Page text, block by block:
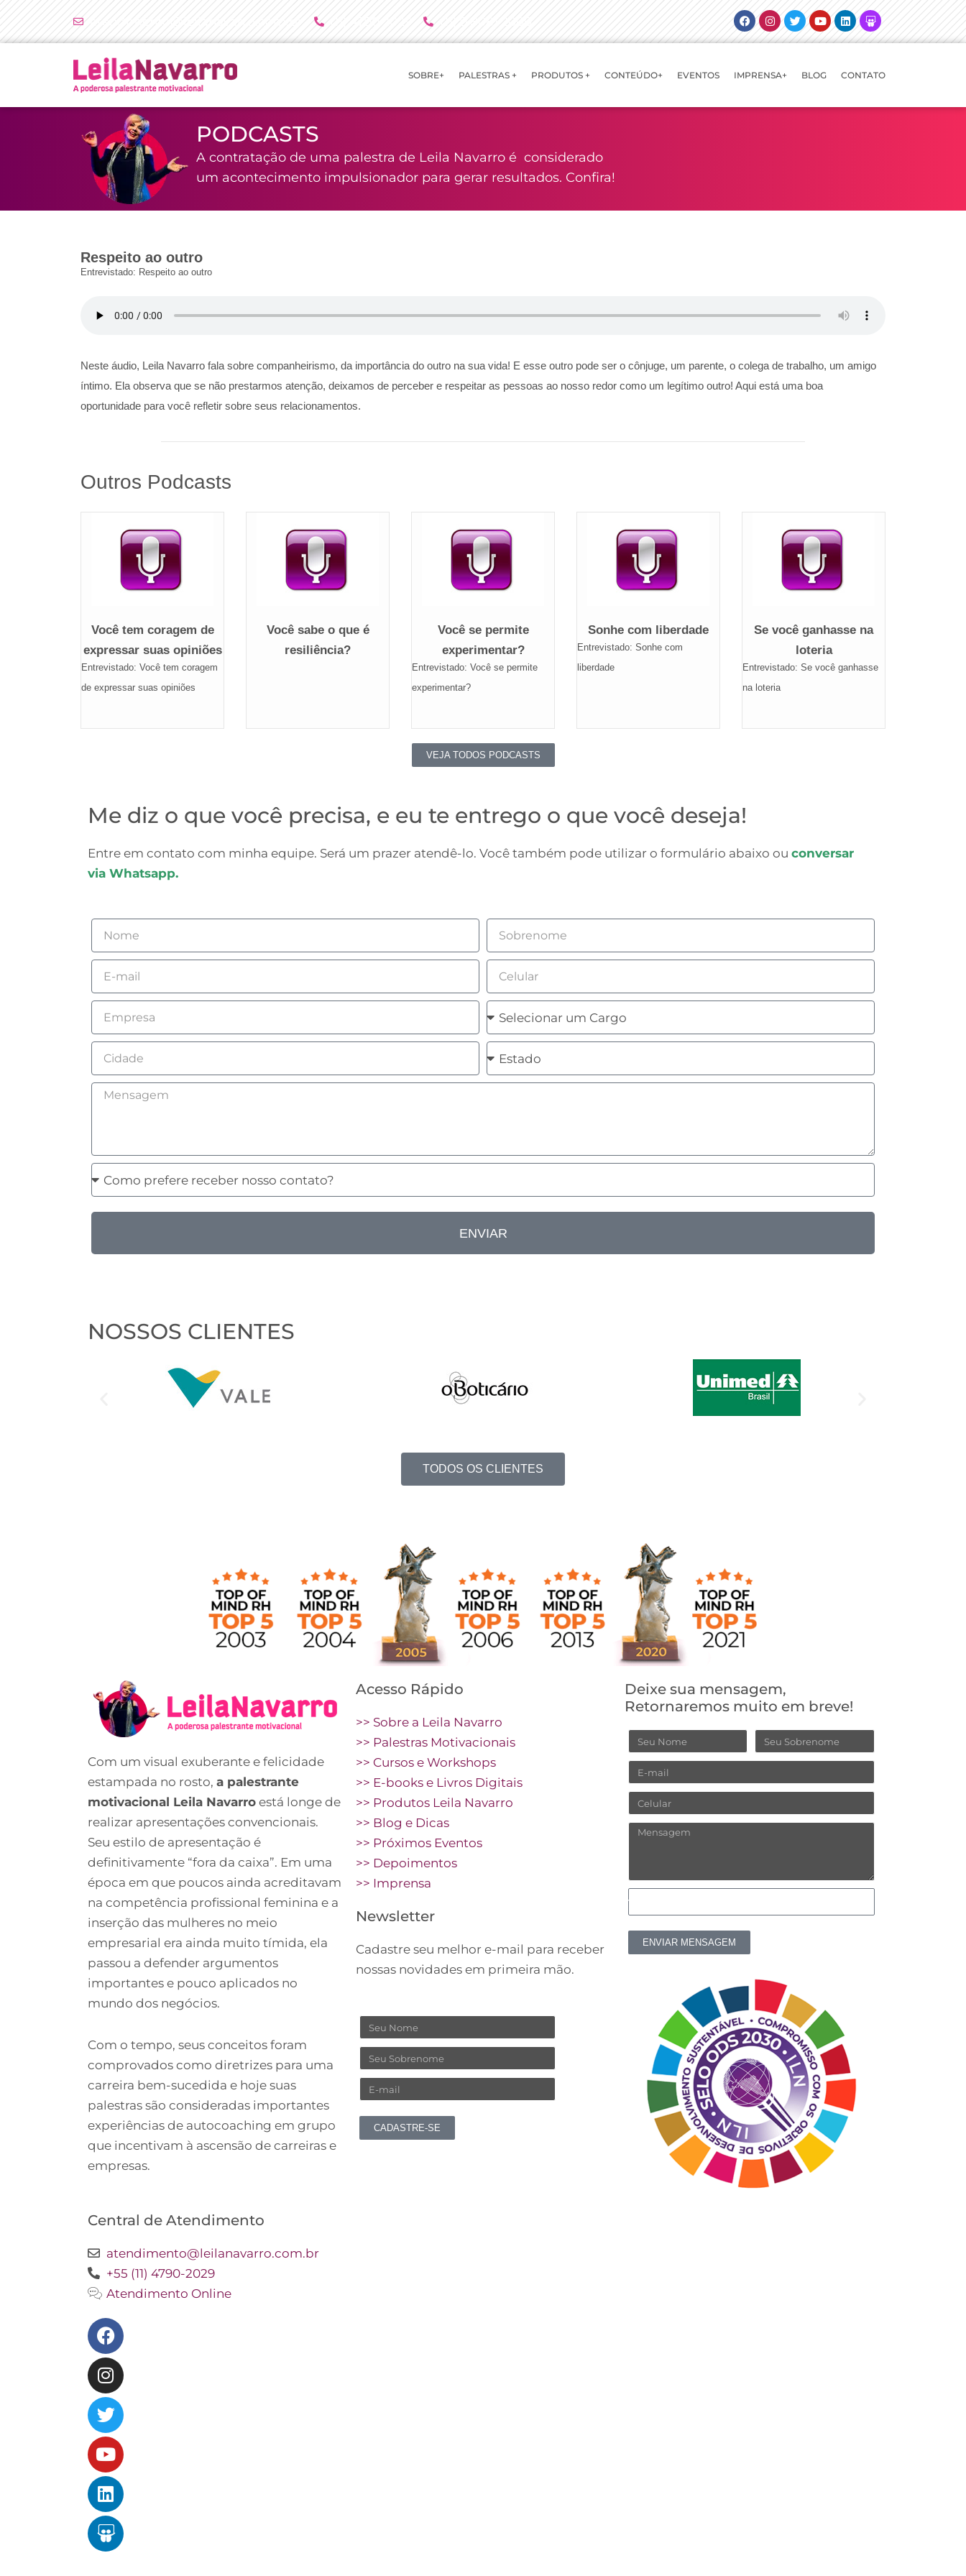
FacebookInstagram
TwitterYoutubeLinkedinSlideshare
SOBRE+ PALESTRAS + PRODUTOS + CONTEÚDO+ EVENTOS IMPRENSA+ BLOG CONTATO
PODCASTS
A contratação de uma palestra de Leila Navarro é considerado
um acontecimento impulsionador para gerar resultados. Confira!
Respeito ao outro
Entrevistado: Respeito ao outro
Neste áudio, Leila Navarro fala sobre companheirismo, da importância do outro na sua vida! E esse outro pode ser o cônjuge, um parente, o colega de trabalho, um amigo
íntimo. Ela observa que se não prestarmos atenção, deixamos de perceber e respeitar as pessoas ao nosso redor como um legítimo outro! Aqui está uma boa
oportunidade para você refletir sobre seus relacionamentos.
Outros Podcasts
Você tem coragem de
expressar suas opiniões
Entrevistado: Você tem coragem
de expressar suas opiniões
Você sabe o que é
resiliência?
Você se permite
experimentar?
Entrevistado: Você se permite
experimentar?
Sonhe com liberdade
Entrevistado: Sonhe com
liberdade
Se você ganhasse na
loteria
Entrevistado: Se você ganhasse
na loteria
VEJA TODOS PODCASTS
Me diz o que você precisa, e eu te entrego o que você deseja!
Entre em contato com minha equipe. Será um prazer atendê-lo. Você também pode utilizar o formulário abaixo ou conversar
via Whatsapp.
Sobrenome
Celular
Cargo
Cidade
Mensagem
prefere
receber
contato?
ENVIAR
NOSSOS CLIENTES
TODOS OS CLIENTES
Com um visual exuberante e felicidade
estampada no rosto, a palestrante
motivacional Leila Navarro está longe de
realizar apresentações convencionais.
Seu estilo de apresentação é
definitivamente “fora da caixa”. Em uma
época em que poucos ainda acreditavam
na competência profissional feminina e a
inserção das mulheres no meio
empresarial era ainda muito tímida, ela
passou a defender argumentos
importantes e pouco aplicados no
mundo dos negócios.
Com o tempo, seus conceitos foram
comprovados como diretrizes para uma
carreira bem-sucedida e hoje suas
palestras são consideradas importantes
experiências de autocoaching em grupo
que incentivam à ascensão de carreiras e
empresas.
Central de Atendimento
atendimento@leilanavarro.com.br
+55 (11) 4790-2029
Atendimento Online
Facebook
Instagram
Twitter
Youtube
Linkedin
Slideshare
Acesso Rápido
>> Sobre a Leila Navarro
>> Palestras Motivacionais
>> Cursos e Workshops
>> E-books e Livros Digitais
>> Produtos Leila Navarro
>> Blog e Dicas
>> Próximos Eventos
>> Depoimentos
>> Imprensa
Newsletter
Cadastre seu melhor e-mail para receber
nossas novidades em primeira mão.
Nome
Sobrenome
Email
CADASTRE-SE
Deixe sua mensagem,
Retornaremos muito em breve!
Nome Sobrenome
Email
Celular
Mensagem
Como
prefere
receber
nosso
ENVIAR MENSAGEM